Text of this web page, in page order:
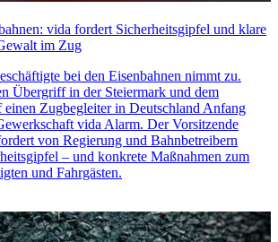
vida fordert Sicherheitsgipfel und klare
im Zug
bei den Eisenbahnen nimmt zu.
Übergriff in der Steiermark und dem
Zugbegleiter in Deutschland Anfang
vida Alarm. Der Vorsitzende
von Regierung und Bahnbetreibern
– und konkrete Maßnahmen zum
und Fahrgästen.